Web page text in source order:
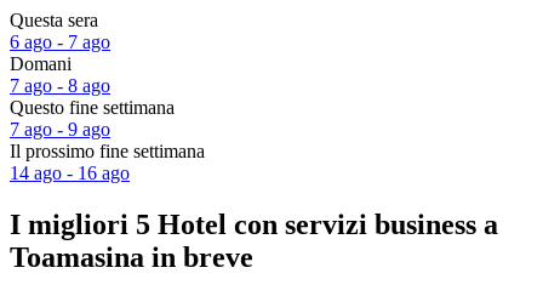
Questa sera
6 ago - 7 ago
Domani
7 ago - 8 ago
Questo fine settimana
7 ago - 9 ago
Il prossimo fine settimana
14 ago - 16 ago
I migliori 5 Hotel con servizi business a
Toamasina in breve